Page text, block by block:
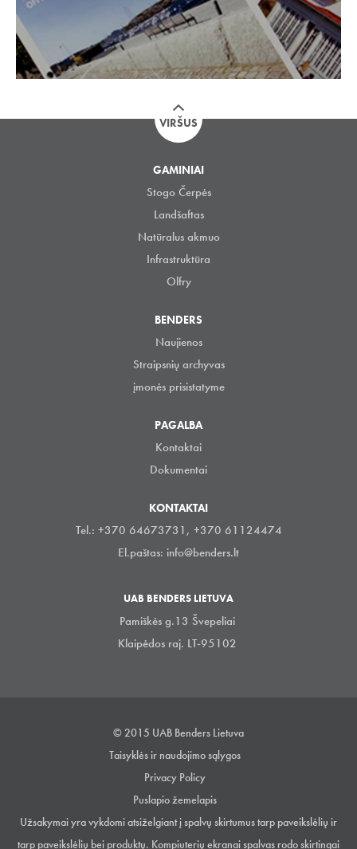
VIRŠUS
GAMINIAI
Stogo Čerpės
Landšaftas
Natūralus akmuo
Infrastruktūra
Olfry
BENDERS
Naujienos
Straipsnių archyvas
įmonės prisistatyme
PAGALBA
Kontaktai
Dokumentai
KONTAKTAI
Tel.: +370 64673731, +370 61124474
El.paštas: info@benders.lt
UAB BENDERS LIETUVA
Pamiškės g.13 Švepeliai
Klaipėdos raj. LT-95102
© 2015 UAB Benders Lietuva
Taisyklės ir naudojimo sąlygos
Privacy Policy
Puslapio žemelapis
Užsakymai yra vykdomi atsiželgiant į spalvų skirtumus tarp paveikslėlių ir
tarp paveikslėlių bei produktų. Kompiuterių ekranai spalvas rodo skirtingai